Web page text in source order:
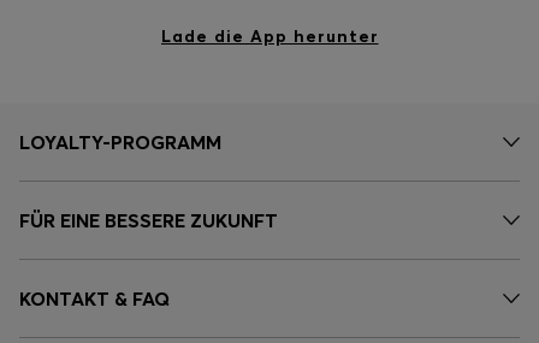
Lade die App herunter
LOYALTY-PROGRAMM
FÜR EINE BESSERE ZUKUNFT
KONTAKT & FAQ